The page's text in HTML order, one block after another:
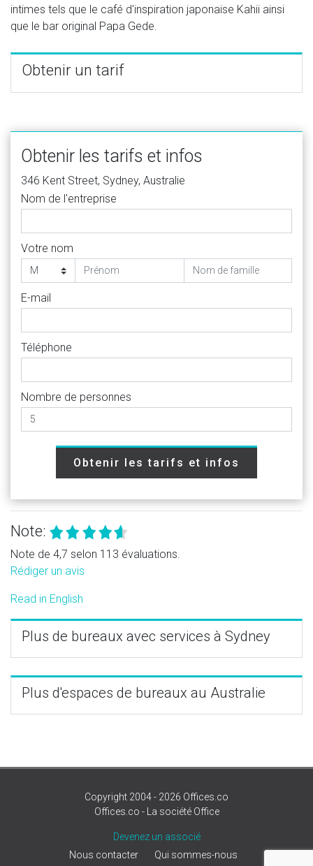
intimes tels que le café d'inspiration japonaise Kahii ainsi
que le bar original Papa Gede.
Obtenir un tarif
Obtenir les tarifs et infos
346 Kent Street, Sydney, Australie
Nom de l'entreprise
Votre nom
E-mail
Téléphone
Nombre de personnes
Obtenir les tarifs et infos
Note:
Note de 4,7 selon 113 évaluations.
Rédiger un avis
Read in English
Plus de bureaux avec services à Sydney
Plus d'espaces de bureaux au Australie
Copyright 2004 - 2026 Offices.co
Offices.co - La société Office
Devenez un associé
Nous contacter
Qui sommes-nous